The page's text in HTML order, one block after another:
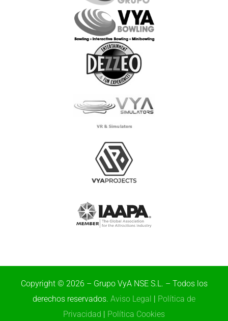
Copyright © 2026 – Grupo VyA NSE S.L. – Todos los
derechos reservados. Aviso Legal
Política de
Privacidad
Política Cookies